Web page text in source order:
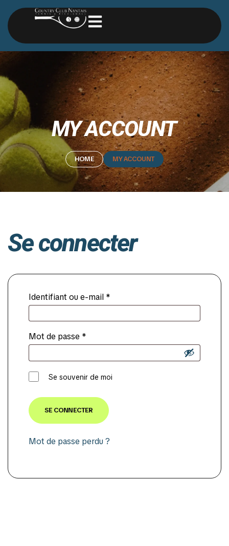
MY ACCOUNT
HOME MY ACCOUNT
Se connecter
Identifiant ou e-mail *
Mot de passe *
Se souvenir de moi
SE CONNECTER
Mot de passe perdu ?